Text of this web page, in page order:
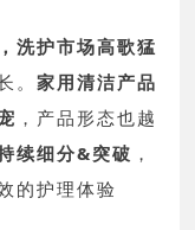
洗护市场高歌猛
。家用清洁产品
，产品形态也越
续细分&突破 ，
的护理体验